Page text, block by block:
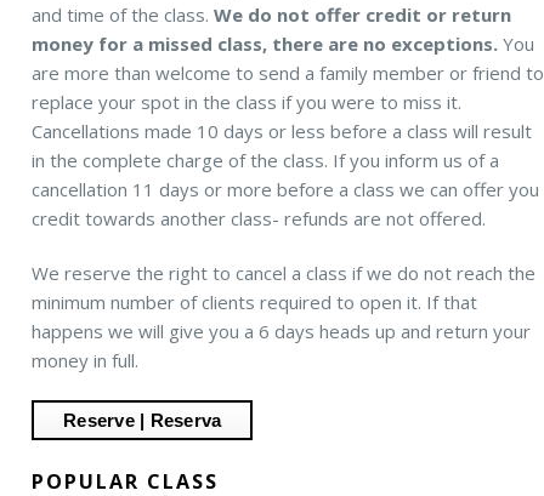
and time of the class.We do not offer credit or return
money for a missed class, there are no exceptions.You
are more than welcome to send a family member or friend to
replace your spot in the class if you were to miss it.
Cancellations made 10 days or less before a class will result
in the complete charge of the class. If you inform us of a
cancellation 11 days or more before a class we can offer you
credit towards another class- refunds are not offered.
We reserve the right to cancel a class if we do not reach the
minimum number of clients required to open it. If that
happens we will give you a 6 days heads up and return your
money in full.
POPULAR CLASS